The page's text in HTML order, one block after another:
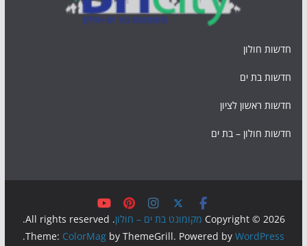
חדשות חולון
חדשות בת ים
חדשות ראשון לציון
חדשות חולון – בת ים
Copyright © 2026 מקומונט בת ים – חולון. All rights reserved.
Theme: ColorMag by ThemeGrill. Powered byWordPress
.